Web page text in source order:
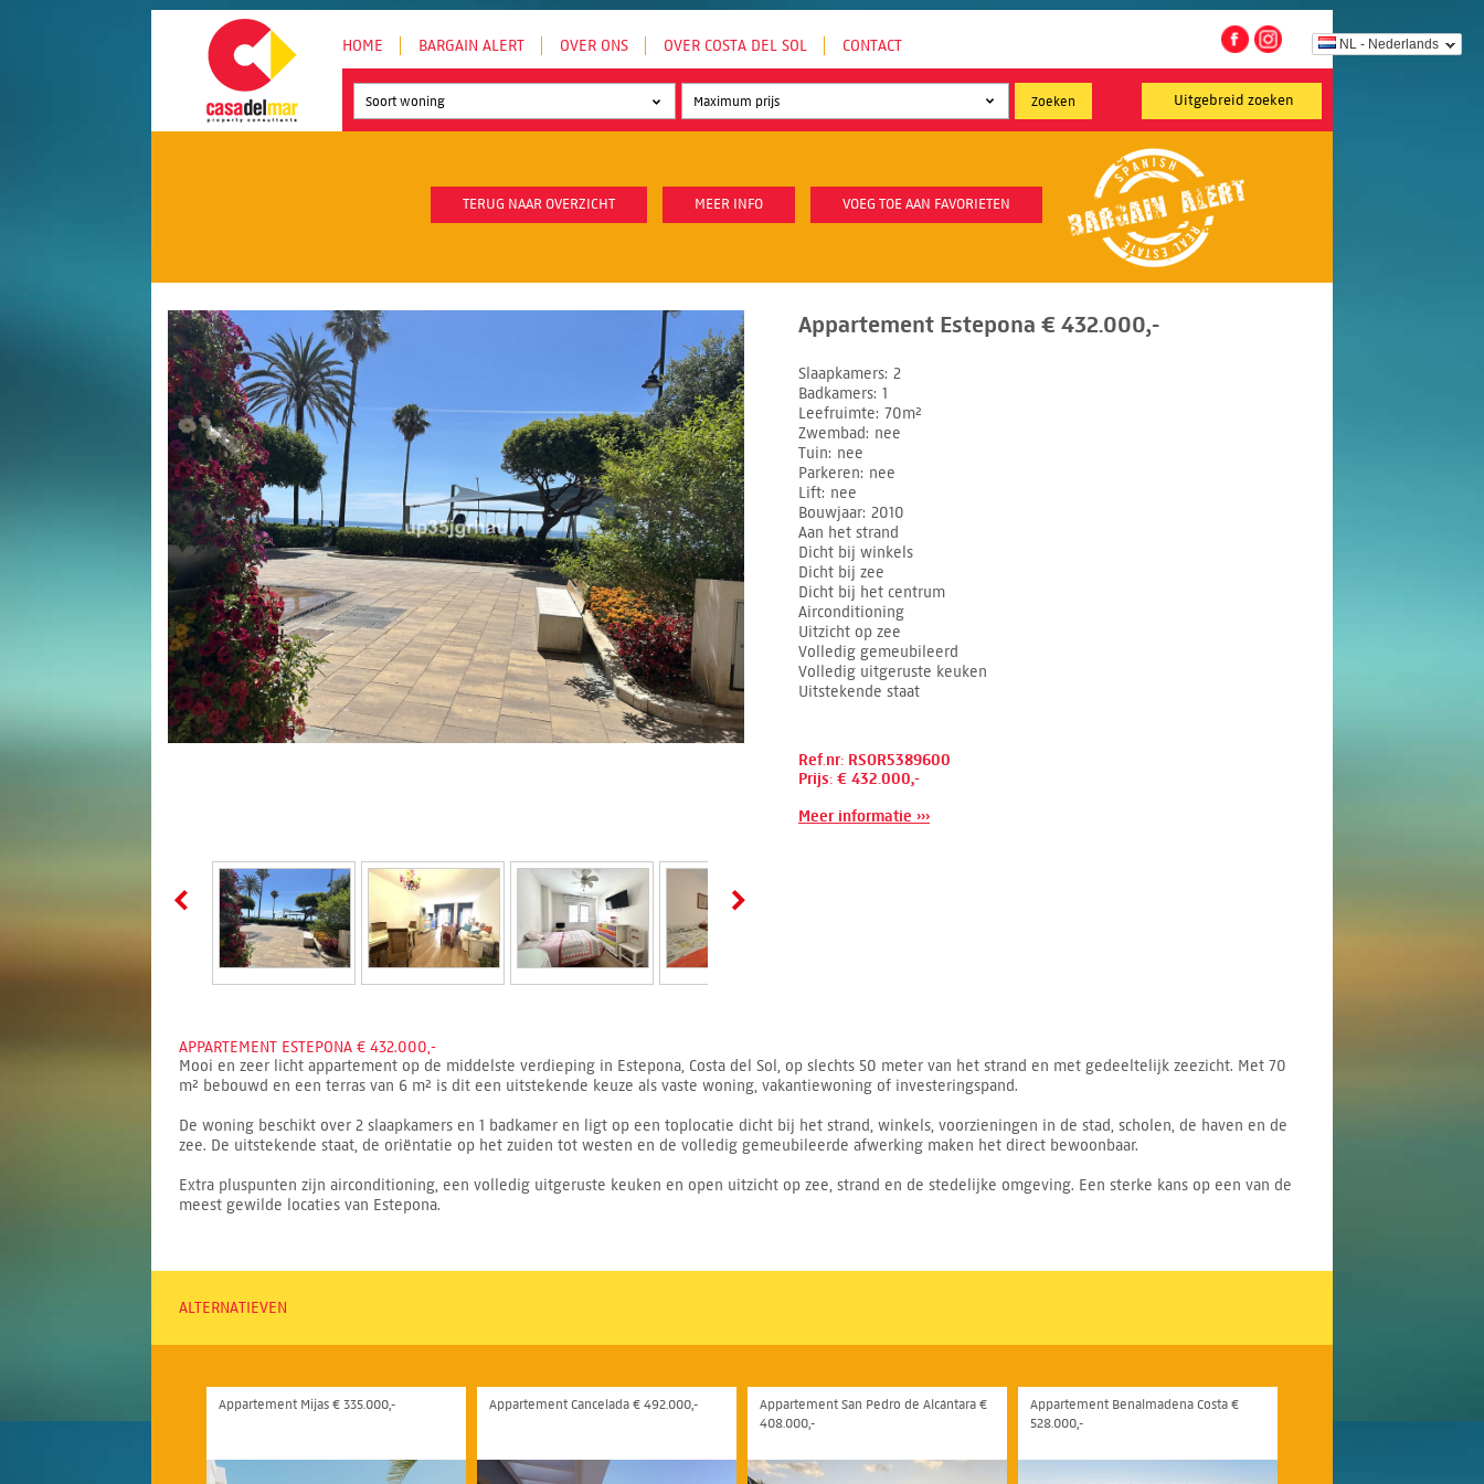
NL - Nederlands
HOME BARGAIN ALERT OVER ONS OVER COSTA DEL SOL CONTACT
Uitgebreid zoeken
Soort woning
TERUG NAAR OVERZICHT MEER INFO VOEG TOE AAN FAVORIETEN
Appartement Estepona € 432.000,-
Slaapkamers 2
Badkamers 1
Leefruimte 70m²
Zwembad
nee
Tuin nee
Parkeren nee
Lift nee
Bouwjaar 2010
Aan het strand
Dicht bij winkels
Dicht bij zee
Dicht bij het centrum
Airconditioning
Uitzicht op zee
Volledig gemeubileerd
Volledig uitgeruste keuken
Uitstekende staat
Ref.nr: RSOR5389600
Prijs: € 432.000,-
Meer informatie ›››
APPARTEMENT ESTEPONA € 432.000,-
Mooi en zeer licht appartement op de middelste verdieping in Estepona, Costa del Sol, op slechts 50 meter van het strand en met gedeeltelijk zeezicht. Met 70
m² bebouwd en een terras van 6 m² is dit een uitstekende keuze als vaste woning, vakantiewoning of investeringspand.
De woning beschikt over 2 slaapkamers en 1 badkamer en ligt op een toplocatie dicht bij het strand, winkels, voorzieningen in de stad, scholen, de haven en de
zee. De uitstekende staat, de oriëntatie op het zuiden tot westen en de volledig gemeubileerde afwerking maken het direct bewoonbaar.
Extra pluspunten zijn airconditioning, een volledig uitgeruste keuken en open uitzicht op zee, strand en de stedelijke omgeving. Een sterke kans op een van de
meest gewilde locaties van Estepona.
ALTERNATIEVEN
Appartement Mijas € 335.000,- Appartement Cancelada € 492.000,-
Appartement San Pedro de Alcántara €
408.000,-
Appartement Benalmadena Costa €
528.000,-